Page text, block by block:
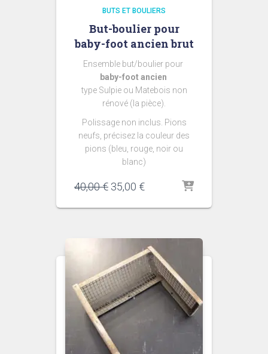
BUTS ET BOULIERS
But-boulier pour
baby-foot ancien brut
Ensemble but/boulier pour
baby-foot ancien
type Sulpie ou Matebois non
rénové (la pièce).
Polissage non inclus. Pions
neufs, précisez la couleur des
pions (bleu, rouge, noir ou
blanc)
40,00€ Le
initial
40,00 €.
35,00 €Le
actuel
35,00 €.